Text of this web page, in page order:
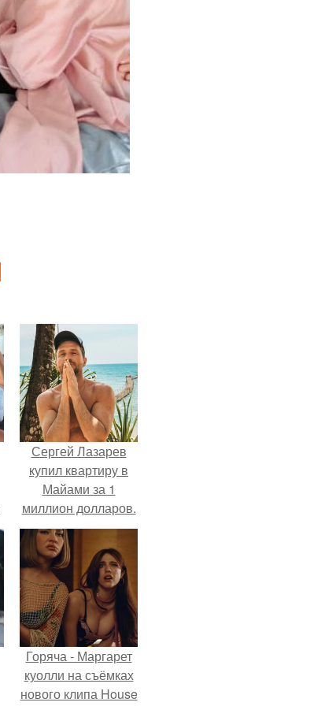
Сергей Лазарев
купил квартиру в
Майами за 1
миллион долларов.
Горяча - Маргарет
куолли на съёмках
нового клипа House